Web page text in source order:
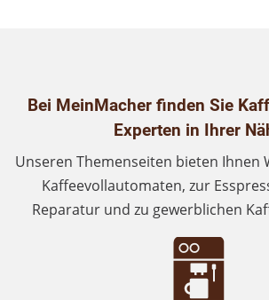
Bei MeinMacher finden Sie
Experten in Ihrer
Unseren Themenseiten bieten Ihnen
Kaffeevollautomaten, zur
Reparatur und zu gewerblichen